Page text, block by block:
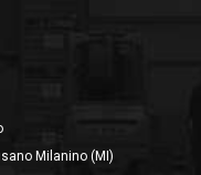
Milanino (MI)